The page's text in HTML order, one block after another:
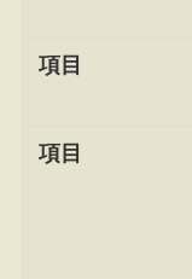
項目
項目